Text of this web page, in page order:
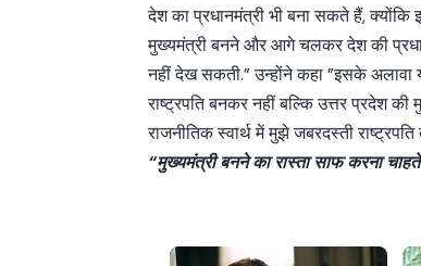
देश का प्रधानमंत्री भी बना सकते हैं, क्योंकि
मुख्यमंत्री बनने और आगे चलकर देश की
नहीं देख सकती.” उन्होंने कहा ”इसके अलावा
राष्ट्रपति बनकर नहीं बल्कि उत्तर प्रदेश
राजनीतिक स्वार्थ में मुझे जबरदस्ती
“मुख्यमंत्री बनने का रास्ता साफ करना